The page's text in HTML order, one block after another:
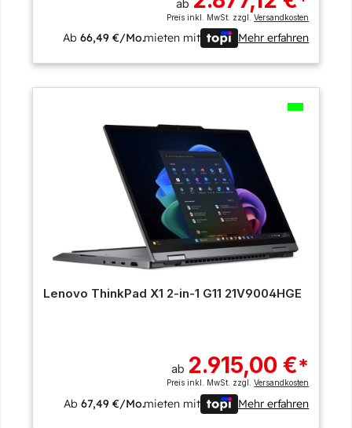
ab
Preis inkl. MwSt. zzgl.Versandkosten
Ab66,49 €/Mo.mieten mit Mehr erfahren
Lenovo ThinkPad X1 2-in-1 G11 21V9004HGE
ab 2.915,00 €*
Preis inkl. MwSt. zzgl.Versandkosten
Ab67,49 €/Mo.mieten mit Mehr erfahren